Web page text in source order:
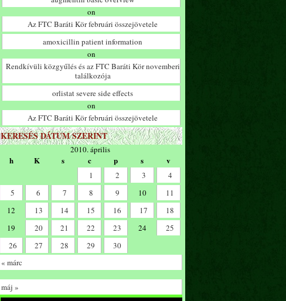
on
Az FTC Baráti Kör februári összejövetele
amoxicillin patient information
on
Rendkívüli közgyűlés és az FTC Baráti Kör novemberi
találkozója
orlistat severe side effects
on
Az FTC Baráti Kör februári összejövetele
KERESÉS DÁTUM SZERINT
2010. április
h K s c p s v
1 2 3
4
5
6 7 8 9 10
11
12
13 14 15 16 17
18
19
20 21 22 23 24
25
26
27 28 29
30
« márc
máj »